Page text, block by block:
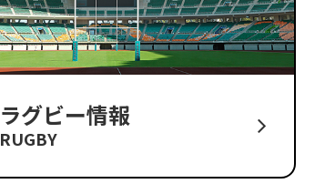
ラグビー情報
RUGBY